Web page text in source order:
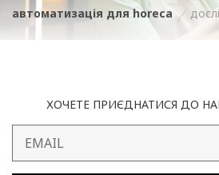
автоматизація для horeca
ХОЧЕТЕ ПРИЄДНАТИСЯ ДО